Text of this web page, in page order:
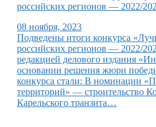
российских регионов — 2022/
08 ноября, 2023
Подведены итоги конкурса
российских регионов — 2022/
редакцией делового издания
основании решения жюри
конкурса стали: В номинации
территорий» — строительство
Карельского транзита…